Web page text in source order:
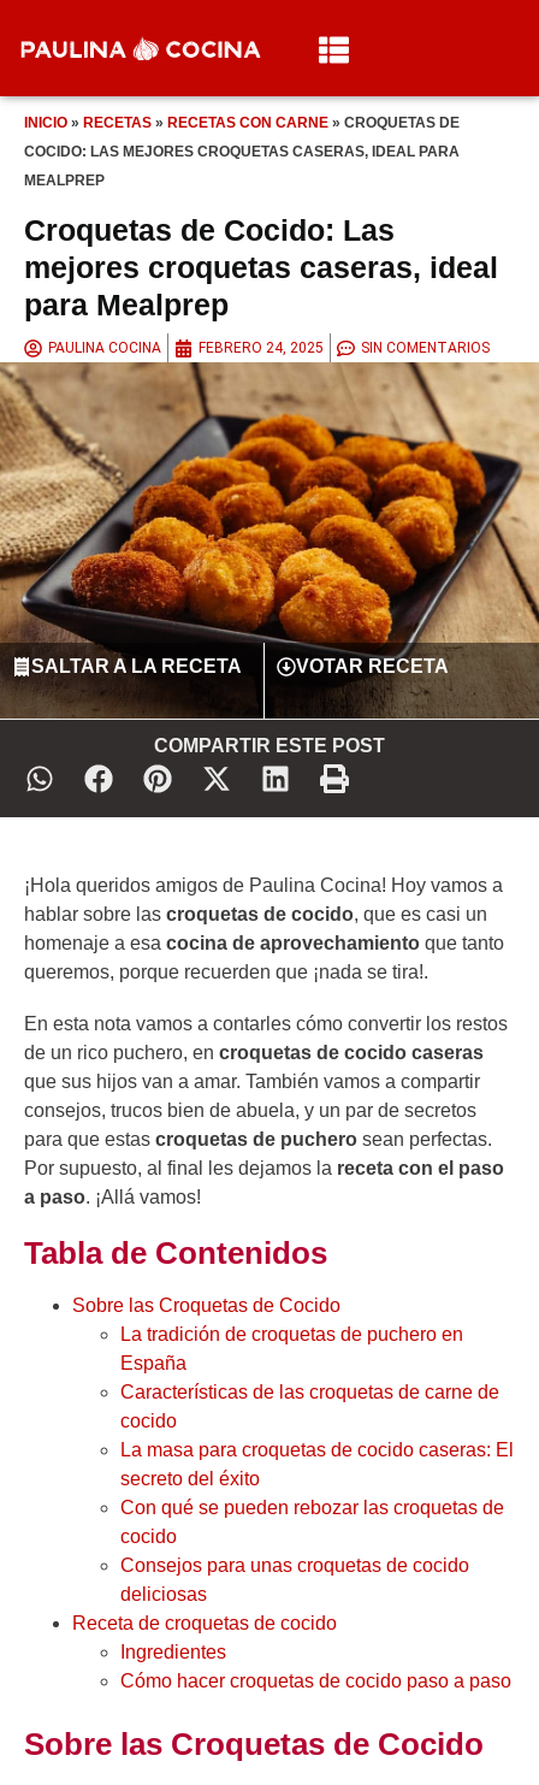
INICIO » RECETAS » RECETAS CON CARNE » CROQUETAS DE
COCIDO: LAS MEJORES CROQUETAS CASERAS, IDEAL PARA
MEALPREP
Croquetas de Cocido: Las
mejores croquetas caseras, ideal
para Mealprep
PAULINA COCINA FEBRERO 24, 2025 SIN COMENTARIOS
SALTAR A LA RECETA VOTAR RECETA
COMPARTIR ESTE POST
¡Hola queridos amigos de Paulina Cocina! Hoy vamos a
hablar sobre las croquetas de cocido, que es casi un
homenaje a esa cocina de aprovechamiento que tanto
queremos, porque recuerden que ¡nada se tira!.
En esta nota vamos a contarles cómo convertir los restos
de un rico puchero, en croquetas de cocido caseras
que sus hijos van a amar. También vamos a compartir
consejos, trucos bien de abuela, y un par de secretos
para que estas croquetas de puchero sean perfectas.
Por supuesto, al final les dejamos la receta con el paso
a paso. ¡Allá vamos!
Tabla de Contenidos
Sobre las Croquetas de Cocido
La tradición de croquetas de puchero en
España
Características de las croquetas de carne de
cocido
La masa para croquetas de cocido caseras: El
secreto del éxito
Con qué se pueden rebozar las croquetas de
cocido
Consejos para unas croquetas de cocido
deliciosas
Receta de croquetas de cocido
Ingredientes
Cómo hacer croquetas de cocido paso a paso
Sobre las Croquetas de Cocido